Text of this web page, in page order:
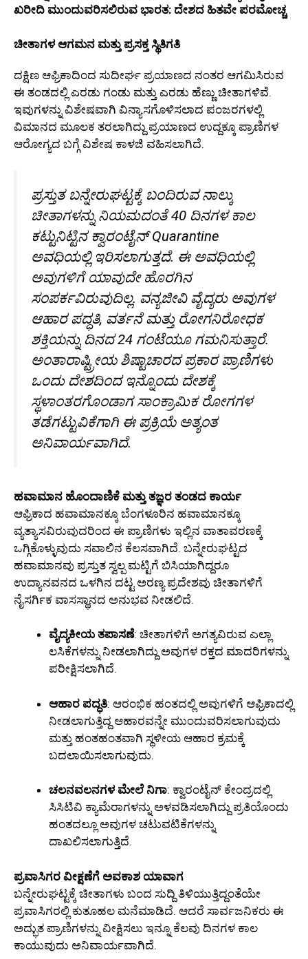
ಖರೀದಿ ಮುಂದುವರಿಸಲಿರುವ ಭಾರತ: ದೇಶದ ಹಿತವೇ ಪರಮೋಚ್ಚ
ಚೀತಾಗಳ ಆಗಮನ ಮತ್ತು ಪ್ರಸಕ್ತ ಸ್ಥಿತಿಗತಿ
ದಕ್ಷಿಣ ಆಫ್ರಿಕಾದಿಂದ ಸುದೀರ್ಘ ಪ್ರಯಾಣದ ನಂತರ ಆಗಮಿಸಿರುವ
ಈ ತಂಡದಲ್ಲಿ ಎರಡು ಗಂಡು ಮತ್ತು ಎರಡು ಹೆಣ್ಣು ಚೀತಾಗಳಿವೆ.
ಇವುಗಳನ್ನು ವಿಶೇಷವಾಗಿ ವಿನ್ಯಾಸಗೊಳಿಸಲಾದ ಪಂಜರಗಳಲ್ಲಿ
ವಿಮಾನದ ಮೂಲಕ ತರಲಾಗಿದ್ದು ಪ್ರಯಾಣದ ಉದ್ದಕ್ಕೂ ಪ್ರಾಣಿಗಳ
ಆರೋಗ್ಯದ ಬಗ್ಗೆ ವಿಶೇಷ ಕಾಳಜಿ ವಹಿಸಲಾಗಿದೆ.
ಪ್ರಸ್ತುತ ಬನ್ನೇರುಘಟ್ಟಕ್ಕೆ ಬಂದಿರುವ ನಾಲ್ಕು
ಚೀತಾಗಳನ್ನು ನಿಯಮದಂತೆ 40 ದಿನಗಳ ಕಾಲ
ಕಟ್ಟುನಿಟ್ಟಿನ ಕ್ವಾರಂಟೈನ್ Quarantine
ಅವಧಿಯಲ್ಲಿ ಇರಿಸಲಾಗುತ್ತದೆ. ಈ ಅವಧಿಯಲ್ಲಿ
ಅವುಗಳಿಗೆ ಯಾವುದೇ ಹೊರಗಿನ
ಸಂಪರ್ಕವಿರುವುದಿಲ್ಲ. ವನ್ಯಜೀವಿ ವೈದ್ಯರು ಅವುಗಳ
ಆಹಾರ ಪದ್ಧತಿ, ವರ್ತನೆ ಮತ್ತು ರೋಗನಿರೋಧಕ
ಶಕ್ತಿಯನ್ನು ದಿನದ 24 ಗಂಟೆಯೂ ಗಮನಿಸುತ್ತಾರೆ.
ಅಂತಾರಾಷ್ಟ್ರೀಯ ಶಿಷ್ಟಾಚಾರದ ಪ್ರಕಾರ ಪ್ರಾಣಿಗಳು
ಒಂದು ದೇಶದಿಂದ ಇನ್ನೊಂದು ದೇಶಕ್ಕೆ
ಸ್ಥಳಾಂತರಗೊಂಡಾಗ ಸಾಂಕ್ರಾಮಿಕ ರೋಗಗಳ
ತಡೆಗಟ್ಟುವಿಕೆಗಾಗಿ ಈ ಪ್ರಕ್ರಿಯೆ ಅತ್ಯಂತ
ಅನಿವಾರ್ಯವಾಗಿದೆ.
ಹವಾಮಾನ ಹೊಂದಾಣಿಕೆ ಮತ್ತು ತಜ್ಞರ ತಂಡದ ಕಾರ್ಯ
ಆಫ್ರಿಕಾದ ಹವಾಮಾನಕ್ಕೂ ಬೆಂಗಳೂರಿನ ಹವಾಮಾನಕ್ಕೂ
ವ್ಯತ್ಯಾಸವಿರುವುದರಿಂದ ಈ ಪ್ರಾಣಿಗಳು ಇಲ್ಲಿನ ವಾತಾವರಣಕ್ಕೆ
ಒಗ್ಗಿಕೊಳ್ಳುವುದು ಸವಾಲಿನ ಕೆಲಸವಾಗಿದೆ. ಬನ್ನೇರುಘಟ್ಟದ
ಹವಾಮಾನವು ಪ್ರಸ್ತುತ ಸ್ವಲ್ಪ ಮಟ್ಟಿಗೆ ಬಿಸಿಯಾಗಿದ್ದರೂ
ಉದ್ಯಾನವನದ ಒಳಗಿನ ದಟ್ಟ ಅರಣ್ಯ ಪ್ರದೇಶವು ಚೀತಾಗಳಿಗೆ
ನೈಸರ್ಗಿಕ ವಾಸಸ್ಥಾನದ ಅನುಭವ ನೀಡಲಿದೆ.
ವೈದ್ಯಕೀಯ ತಪಾಸಣೆ: ಚೀತಾಗಳಿಗೆ ಅಗತ್ಯವಿರುವ ಎಲ್ಲಾ
ಲಸಿಕೆಗಳನ್ನು ನೀಡಲಾಗಿದ್ದು ಅವುಗಳ ರಕ್ತದ ಮಾದರಿಗಳನ್ನು
ಪರೀಕ್ಷಿಸಲಾಗಿದೆ.
ಆಹಾರ ಪದ್ಧತಿ: ಆರಂಭಿಕ ಹಂತದಲ್ಲಿ ಅವುಗಳಿಗೆ ಆಫ್ರಿಕಾದಲ್ಲಿ
ನೀಡಲಾಗುತ್ತಿದ್ದ ಆಹಾರವನ್ನೇ ಮುಂದುವರಿಸಲಾಗುವುದು
ಮತ್ತು ಹಂತಹಂತವಾಗಿ ಸ್ಥಳೀಯ ಆಹಾರ ಕ್ರಮಕ್ಕೆ
ಬದಲಾಯಿಸಲಾಗುವುದು.
ಚಲನವಲನಗಳ ಮೇಲೆ ನಿಗಾ: ಕ್ವಾರಂಟೈನ್ ಕೇಂದ್ರದಲ್ಲಿ
ಸಿಸಿಟಿವಿ ಕ್ಯಾಮೆರಾಗಳನ್ನು ಅಳವಡಿಸಲಾಗಿದ್ದು ಪ್ರತಿಯೊಂದು
ಹಂತದಲ್ಲೂ ಅವುಗಳ ಚಟುವಟಿಕೆಗಳನ್ನು
ದಾಖಲಿಸಲಾಗುತ್ತಿದೆ.
ಪ್ರವಾಸಿಗರ ವೀಕ್ಷಣೆಗೆ ಅವಕಾಶ ಯಾವಾಗ
ಬನ್ನೇರುಘಟ್ಟಕ್ಕೆ ಚೀತಾಗಳು ಬಂದ ಸುದ್ದಿ ತಿಳಿಯುತ್ತಿದ್ದಂತೆಯೇ
ಪ್ರವಾಸಿಗರಲ್ಲಿ ಕುತೂಹಲ ಮನೆಮಾಡಿದೆ. ಆದರೆ ಸಾರ್ವಜನಿಕರು ಈ
ಅದ್ಭುತ ಪ್ರಾಣಿಗಳನ್ನು ವೀಕ್ಷಿಸಲು ಇನ್ನೂ ಕೆಲವು ದಿನಗಳ ಕಾಲ
ಕಾಯುವುದು ಅನಿವಾರ್ಯವಾಗಿದೆ.